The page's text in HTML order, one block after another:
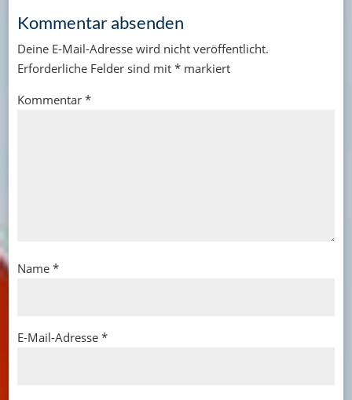
Kommentar absenden
Deine E-Mail-Adresse wird nicht veröffentlicht.
Erforderliche Felder sind mit *markiert
Kommentar *
Name *
E-Mail-Adresse *